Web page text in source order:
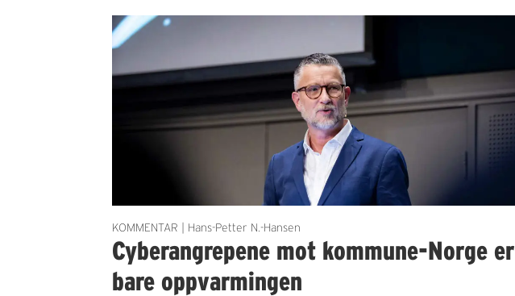
KOMMENTAR | Hans-Petter N.-Hansen
Cyberangrepene mot kommune-Norge er
bare oppvarmingen